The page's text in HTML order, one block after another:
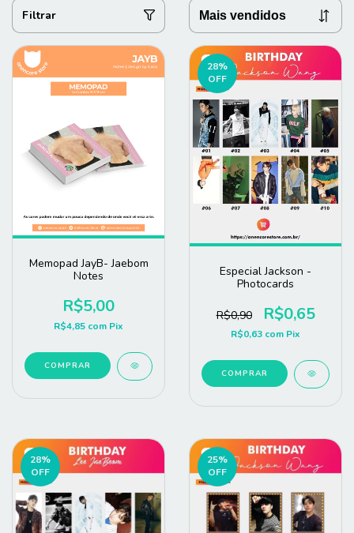
Filtrar
Memopad JayB- Jaebom
Notes
R$5,00
R$4,85 com Pix
COMPRAR
28%
OFF
Especial Jackson -
Photocards
R$0,90 R$0,65
R$0,63 com Pix
COMPRAR
28%
OFF
25%
OFF